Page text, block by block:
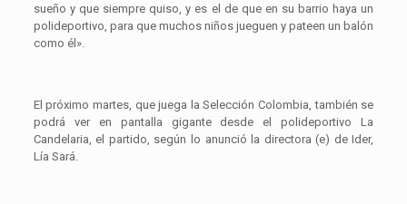
sueño y que siempre quiso, y es el de que en su barrio haya un
polideportivo, para que muchos niños jueguen y pateen un balón
como él».
El próximo martes, que juega la Selección Colombia, también se
podrá ver en pantalla gigante desde el polideportivo La
Candelaria, el partido, según lo anunció la directora (e) de Ider,
Lía Sará.